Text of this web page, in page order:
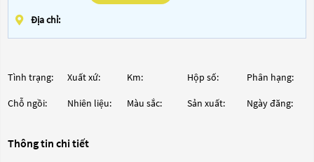
Địa chỉ:
Tình trạng: Xuất xứ: Km: Hộp số: Phân hạng:
Chỗ ngồi: Nhiên liệu: Màu sắc: Sản xuất: Ngày đăng:
Thông tin chi tiết